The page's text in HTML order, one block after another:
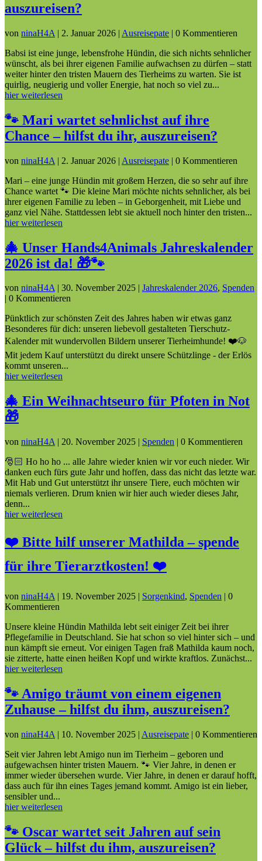
auszureisen?
von ninaH4A | 2. Januar 2026 | Ausreisepate | 0 Kommentieren
Babsi ist eine junge, lebensfrohe Hündin, die sich nichts sehnlicher
wünscht, als bei ihrer eigenen Familie aufwachsen zu dürfen – statt
weiter hinter den tristen Mauern des Tierheims zu warten. Sie ist
quirlig, neugierig und voller Energie, hat noch so viel zu...
hier weiterlesen
🐾 Mari wartet sehnlichst auf ihre
Chance – hilfst du ihr, auszureisen?
von ninaH4A | 2. Januar 2026 | Ausreisepate | 0 Kommentieren
Mari – eine junge Hündin mit großem Herzen, die so sehr auf ihre
Chance wartet 🐾 Die kleine Mari möchte nichts sehnlicher, als bei
ihrer eigenen Familie zu leben – in Geborgenheit, mit Liebe und
ganz viel Nähe. Stattdessen lebt sie aktuell noch hinter den tristen...
hier weiterlesen
🎄 Unser Hands4Animals Jahreskalender
2026 ist da! 🎁🐾
von ninaH4A| 30. November 2025 Jahreskalender 2026, Spenden
| 0 Kommentieren
Pünktlich zur schönsten Zeit des Jahres haben wir etwas ganz
Besonderes für dich: unseren liebevoll gestalteten Tierschutz-
Kalender mit wundervollen Bildern unserer Tierheimhunde! ❤️🐶
Mit jedem Kauf unterstützt du direkt unsere Schützlinge - der Erlös
kommt unseren...
hier weiterlesen
🎄 Ein Weihnachtseuro für Pfoten in Not
🎁
von ninaH4A | 20. November 2025 | Spenden | 0 Kommentieren
🎅🏻 Ho ho ho ... alle Jahre wieder knien wir vor euch nieder. Wir
danken euch fürs gute Jahr und hoffen, dass das nicht das letzte war.
Mit Hab und Gut unterstützt ihr unsere Tiere, euch möchten wir
niemals verlieren. Drum knien wir hier auch wieder dieses Jahr,
denn...
hier weiterlesen
❤️ Bitte hilf unserer Mathilda – spende
für ihre Tierarztkosten! ❤️
von ninaH4A | 19. November 2025 | Sorgenkind, Spenden | 0
Kommentieren
Unsere kleine Hündin Mathilda lebt seit einiger Zeit bei ihrer
Pflegefamilie in Deutschland. Sie hat schon so viel hinter sich – und
nun kämpft sie erneut. Vor einigen Tagen fraß Mathilda kaum noch,
sie zitterte, hatte einen heißen Kopf und wirkte kraftlos. Zunächst...
hier weiterlesen
🐾 Amigo träumt von einem eigenen
Zuhause – hilfst du ihm, auszureisen?
von ninaH4A | 10. November 2025 | Ausreisepate | 0 Kommentieren
Seit vier Jahren lebt Amigo nun im Tierheim – geboren und
aufgewachsen hinter tristen Mauern. 🐾 Vier Jahre, in denen er
immer wieder übersehen wurde. Vier Jahre, in denen er darauf hofft,
dass auch für ihn eines Tages jemand kommt. Amigo ist ein lieber,
sensibler und...
hier weiterlesen
🐾 Oscar wartet seit Jahren auf sein
Glück – hilfst du ihm, auszureisen?